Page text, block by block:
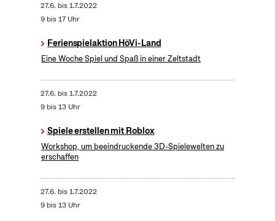
27.6. bis1.7.2022
9 bis 17 Uhr
Ferienspielaktion HöVi-Land
Eine Woche Spiel und Spaß in einer Zeltstadt
27.6. bis1.7.2022
9 bis 13 Uhr
Spiele erstellen mit Roblox
Workshop, um beeindruckende 3D-Spielewelten zu
erschaffen
27.6. bis1.7.2022
9 bis 13 Uhr